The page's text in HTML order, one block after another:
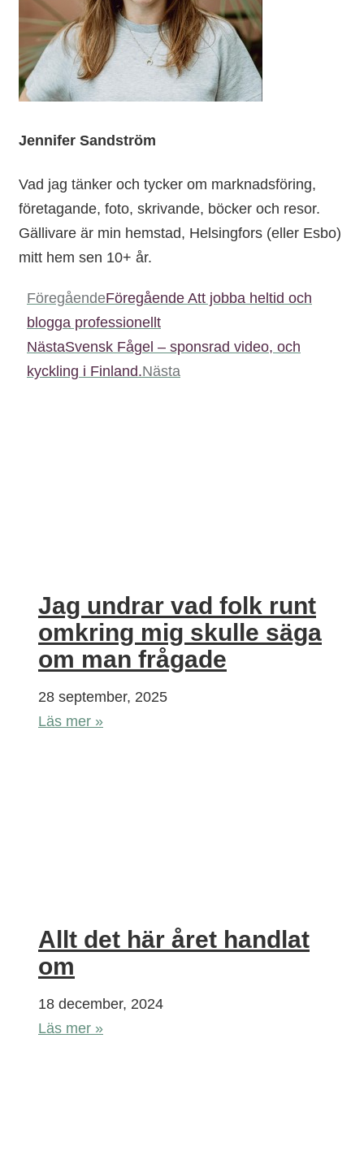
Jennifer Sandström
Vad jag tänker och tycker om marknadsföring,
företagande, foto, skrivande, böcker och resor.
Gällivare är min hemstad, Helsingfors (eller Esbo)
mitt hem sen 10+ år.
FöregåendeFöregående Att jobba heltid och
blogga professionellt
NästaSvensk Fågel – sponsrad video, och
kyckling i Finland.Nästa
Jag undrar vad folk runt
omkring mig skulle säga
om man frågade
28 september, 2025
Läs mer »
Allt det här året handlat
om
18 december, 2024
Läs mer »